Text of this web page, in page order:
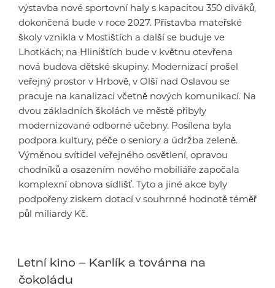
výstavba nové sportovní haly s kapacitou 350 diváků,
dokončená bude v roce 2027. Přístavba mateřské
školy vznikla v Mostištích a další se buduje ve
Lhotkách; na Hliništích bude v květnu otevřena
nová budova dětské skupiny. Modernizací prošel
veřejný prostor v Hrbově, v Olší nad Oslavou se
pracuje na kanalizaci včetně nových komunikací. Na
dvou základních školách ve městě přibyly
modernizované odborné učebny. Posílena byla
podpora kultury, péče o seniory a údržba zeleně.
Výměnou svítidel veřejného osvětlení, opravou
chodníků a osazením nového mobiliáře započala
komplexní obnova sídlišť. Tyto a jiné akce byly
podpořeny ziskem dotací v souhrnné hodnotě téměř
půl miliardy Kč.
Letní kino – Karlík a továrna na
čokoládu